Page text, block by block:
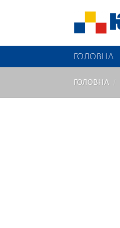
ГОЛОВНА
ГОЛОВНА /